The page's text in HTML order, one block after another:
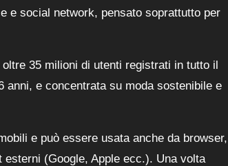
e social network, pensato soprattutto per
35 milioni di utenti registrati in tutto il
anni, e concentrata su moda sostenibile e
e può essere usata anche da browser,
(Google, Apple ecc.). Una volta